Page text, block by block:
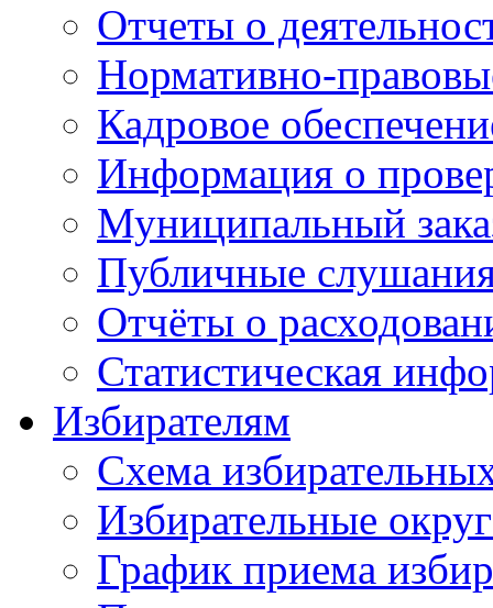
Отчеты о
Нормативно-
Кадровое
Информация о
Муниципальный
Публичные
Отчёты о
Статистическая
Избирателям
Схема
Избирательные
График приема